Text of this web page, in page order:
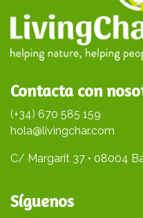
Contacta con
(+34) 670 585 159
hola@livingchar.com
C/ Margarit 37 • 08004
Síguenos